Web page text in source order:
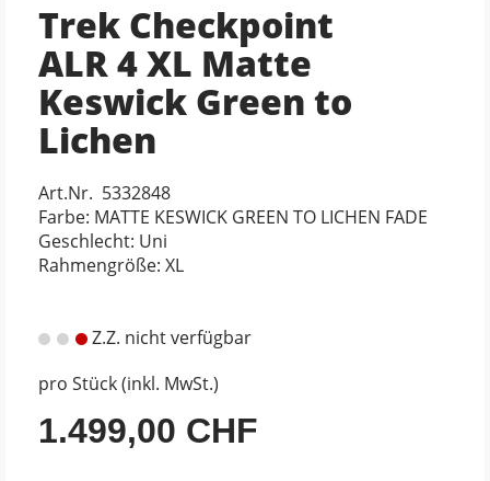
Trek Checkpoint
ALR 4 XL Matte
Keswick Green to
Lichen
Art.Nr. 5332848
Farbe: MATTE KESWICK GREEN TO LICHEN FADE
Geschlecht: Uni
Rahmengröße: XL
Z.Z. nicht verfügbar
pro Stück (inkl. MwSt.)
1.499,00 CHF